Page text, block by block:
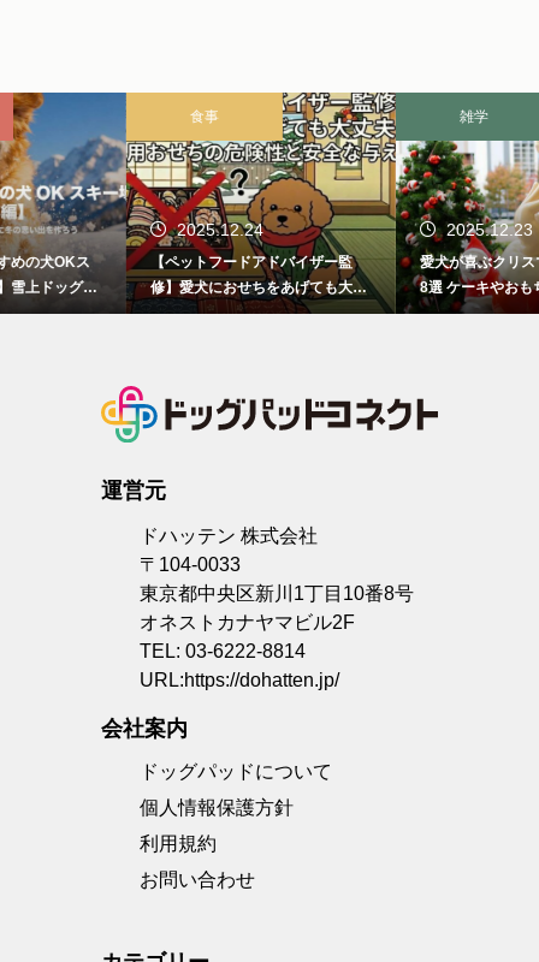
2025.12.24
【ペットフードアドバイザー監
修】愛犬におせちをあげても大丈
夫？人間用おせちの危険性と安全
雑学
2025.12.23
愛犬が喜ぶクリスマスプレゼント
8選 ケーキやおもちゃ、犬服どれ
にする？
運営元
ドハッテン 株式会社
〒104-0033
東京都中央区新川1丁目10番8号
オネストカナヤマビル2F
TEL: 03-6222-8814
URL:https://dohatten.jp/
会社案内
ドッグパッドについて
個人情報保護方針
利用規約
お問い合わせ